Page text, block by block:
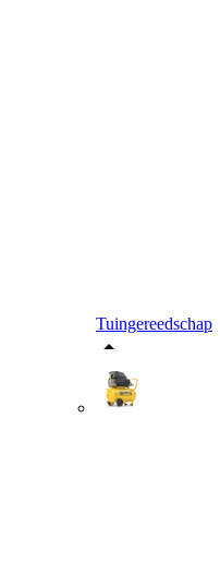
Tuingereedschap